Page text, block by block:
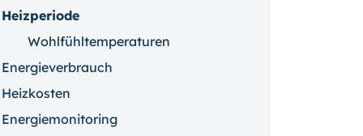
Heizperiode
Wohlfühltemperaturen
Energieverbrauch
Heizkosten
Energiemonitoring